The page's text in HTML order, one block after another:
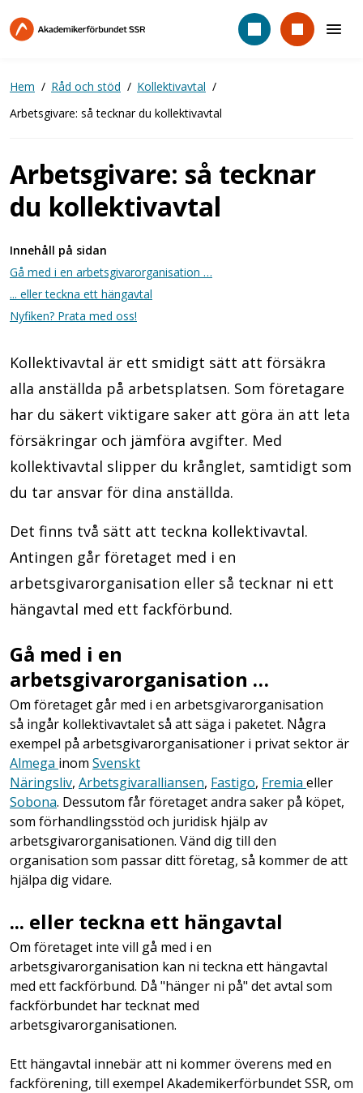
till
Hem Råd och stöd
Kollektivavtal
Arbetsgivare: så tecknar du kollektivavtal
Arbetsgivare: så tecknar
du kollektivavtal
Innehåll på sidan
Gå med i en arbetsgivarorganisation …
... eller teckna ett hängavtal
Nyfiken? Prata med oss!
Kollektivavtal är ett smidigt sätt att försäkra
alla anställda på arbetsplatsen. Som företagare
har du säkert viktigare saker att göra än att leta
försäkringar och jämföra avgifter. Med
kollektivavtal slipper du krånglet, samtidigt som
du tar ansvar för dina anställda.
Det finns två sätt att teckna kollektivavtal.
Antingen går företaget med i en
arbetsgivarorganisation eller så tecknar ni ett
hängavtal med ett fackförbund.
Gå med i en
arbetsgivarorganisation …
Om företaget går med i en arbetsgivarorganisation
så ingår kollektivavtalet så att säga i paketet. Några
exempel på arbetsgivarorganisationer i privat sektor är
Almega inom Svenskt
Näringsliv, Arbetsgivaralliansen, Fastigo, Fremia eller
Sobona. Dessutom får företaget andra saker på köpet,
som förhandlingsstöd och juridisk hjälp av
arbetsgivarorganisationen. Vänd dig till den
organisation som passar ditt företag, så kommer de att
hjälpa dig vidare.
... eller teckna ett hängavtal
Om företaget inte vill gå med i en
arbetsgivarorganisation kan ni teckna ett hängavtal
med ett fackförbund. Då "hänger ni på" det avtal som
fackförbundet har tecknat med
arbetsgivarorganisationen.
Ett hängavtal innebär att ni kommer överens med en
fackförening, till exempel Akademikerförbundet SSR, om